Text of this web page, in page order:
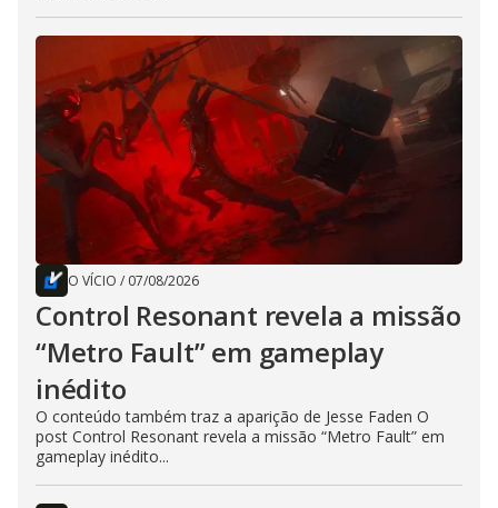
O VÍCIO / 07/08/2026
Control Resonant revela a missão
“Metro Fault” em gameplay
inédito
O conteúdo também traz a aparição de Jesse Faden O
post Control Resonant revela a missão “Metro Fault” em
gameplay inédito...